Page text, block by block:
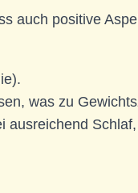
auch positive
was zu